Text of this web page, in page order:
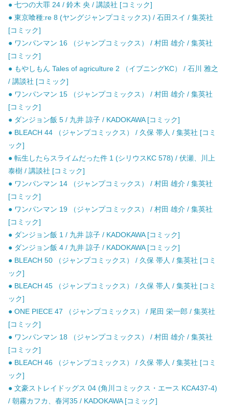
● 七つの大罪 24 / 鈴木 央 / 講談社 [コミック]
● 東京喰種:re 8 (ヤングジャンプコミックス) / 石田スイ / 集英社
[コミック]
● ワンパンマン 16 （ジャンプコミックス） / 村田 雄介 / 集英社
[コミック]
● もやしもん Tales of agriculture 2 （イブニングKC） / 石川 雅之
/ 講談社 [コミック]
● ワンパンマン 15 （ジャンプコミックス） / 村田 雄介 / 集英社
[コミック]
● ダンジョン飯 5 / 九井 諒子 / KADOKAWA [コミック]
● BLEACH 44 （ジャンプコミックス） / 久保 帯人 / 集英社 [コミ
ック]
● 転生したらスライムだった件 1 (シリウスKC 578) / 伏瀬、川上
泰樹 / 講談社 [コミック]
● ワンパンマン 14 （ジャンプコミックス） / 村田 雄介 / 集英社
[コミック]
● ワンパンマン 19 （ジャンプコミックス） / 村田 雄介 / 集英社
[コミック]
● ダンジョン飯 1 / 九井 諒子 / KADOKAWA [コミック]
● ダンジョン飯 4 / 九井 諒子 / KADOKAWA [コミック]
● BLEACH 50 （ジャンプコミックス） / 久保 帯人 / 集英社 [コミ
ック]
● BLEACH 45 （ジャンプコミックス） / 久保 帯人 / 集英社 [コミ
ック]
● ONE PIECE 47 （ジャンプコミックス） / 尾田 栄一郎 / 集英社
[コミック]
● ワンパンマン 18 （ジャンプコミックス） / 村田 雄介 / 集英社
[コミック]
● BLEACH 46 （ジャンプコミックス） / 久保 帯人 / 集英社 [コミ
ック]
● 文豪ストレイドッグス 04 (角川コミックス・エース KCA437-4)
/ 朝霧カフカ、春河35 / KADOKAWA [コミック]